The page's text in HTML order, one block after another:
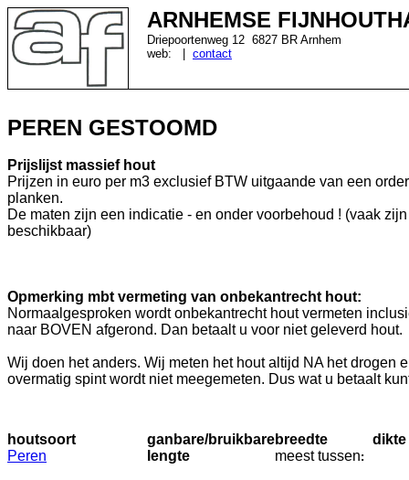
ARNHEMSE
Driepoortenweg 12 6827 BR Arnhem
web:
contact
PEREN GESTOOMD
Prijslijst massief hout
Prijzen in euro per m3 exclusief BTW uitgaande van een
planken.
De maten zijn een indicatie - en onder voorbehoud ! (vaak
beschikbaar)
Opmerking mbt vermeting van onbekantrecht hout:
Normaalgesproken wordt onbekantrecht hout vermeten
naar BOVEN afgerond. Dan betaalt u voor niet geleverd hout.
Wij doen het anders. Wij meten het hout altijd NA het drogen
overmatig spint wordt niet meegemeten. Dus wat u betaalt
houtsoort
Peren
ganbare/bruikbare
lengte
breedte
meest tussen:
dikte